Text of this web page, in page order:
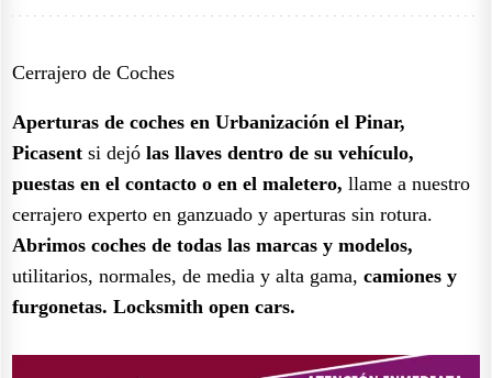
Cerrajero de Coches
Aperturas de coches en Urbanización el Pinar,
Picasent si dejó las llaves dentro de su vehículo,
puestas en el contacto o en el maletero, llame a nuestro
cerrajero experto en ganzuado y aperturas sin rotura.
Abrimos coches de todas las marcas y modelos,
utilitarios, normales, de media y alta gama, camiones y
furgonetas. Locksmith open cars.